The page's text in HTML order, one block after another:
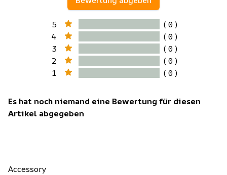
5
( 0 )
4
( 0 )
3
( 0 )
2
( 0 )
1
( 0 )
Es hat noch niemand eine Bewertung für diesen
Artikel abgegeben
Accessory